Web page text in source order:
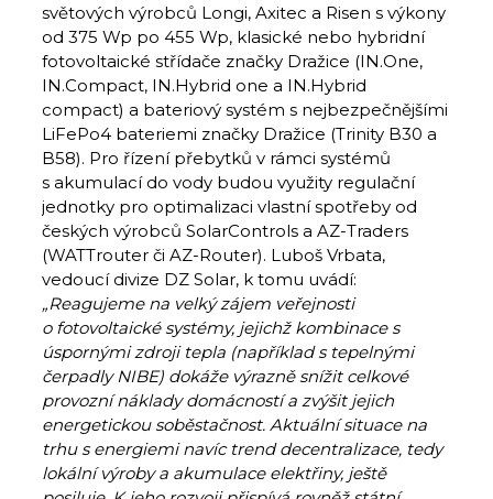
světových výrobců Longi, Axitec a Risen s výkony
od 375 Wp po 455 Wp, klasické nebo hybridní
fotovoltaické střídače značky Dražice (IN.One,
IN.Compact, IN.Hybrid one a IN.Hybrid
compact) a bateriový systém s nejbezpečnějšími
LiFePo4 bateriemi značky Dražice (Trinity B30 a
B58). Pro řízení přebytků v rámci systémů
s akumulací do vody budou využity regulační
jednotky pro optimalizaci vlastní spotřeby od
českých výrobců SolarControls a AZ-Traders
(WATTrouter či AZ-Router). Luboš Vrbata,
vedoucí divize DZ Solar, k tomu uvádí:
„Reagujeme na velký zájem veřejnosti
o fotovoltaické systémy, jejichž kombinace s
úspornými zdroji tepla (například s tepelnými
čerpadly NIBE) dokáže výrazně snížit celkové
provozní náklady domácností a zvýšit jejich
energetickou soběstačnost. Aktuální situace na
trhu s energiemi navíc trend decentralizace, tedy
lokální výroby a akumulace elektřiny, ještě